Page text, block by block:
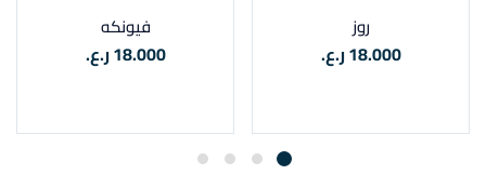
روز
18.000ر.ع.
فيونكه
18.000ر.ع.